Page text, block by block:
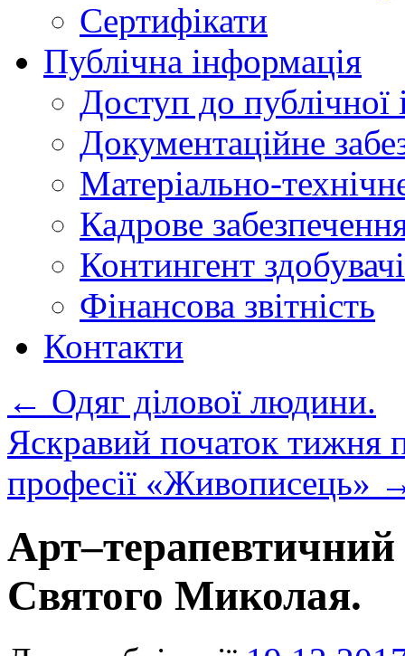
Сертифікати
Публічна інформація
Доступ до публічної
Документаційне
Матеріально-
Кадрове
Контингент
Фінансова звітність
Контакти
← Одяг ділової людини.
Яскравий початок тижня
професії «Живописець»
Святого Миколая.